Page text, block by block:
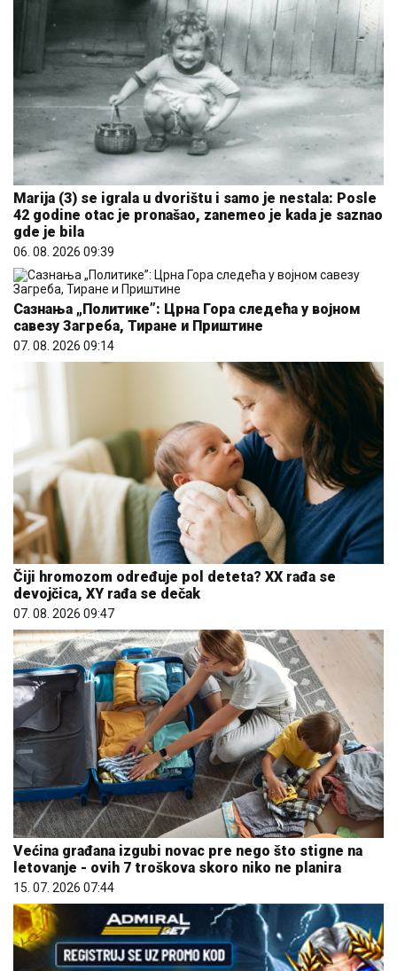
Marija (3) se igrala u dvorištu i samo je nestala: Posle
42 godine otac je pronašao, zanemeo je kada je saznao
gde je bila
06. 08. 2026 09:39
Сазнања „Политике”: Црна Гора следећа у војном
савезу Загреба, Тиране и Приштине
07. 08. 2026 09:14
Čiji hromozom određuje pol deteta? XX rađa se
devojčica, XY rađa se dečak
07. 08. 2026 09:47
Većina građana izgubi novac pre nego što stigne na
letovanje - ovih 7 troškova skoro niko ne planira
15. 07. 2026 07:44